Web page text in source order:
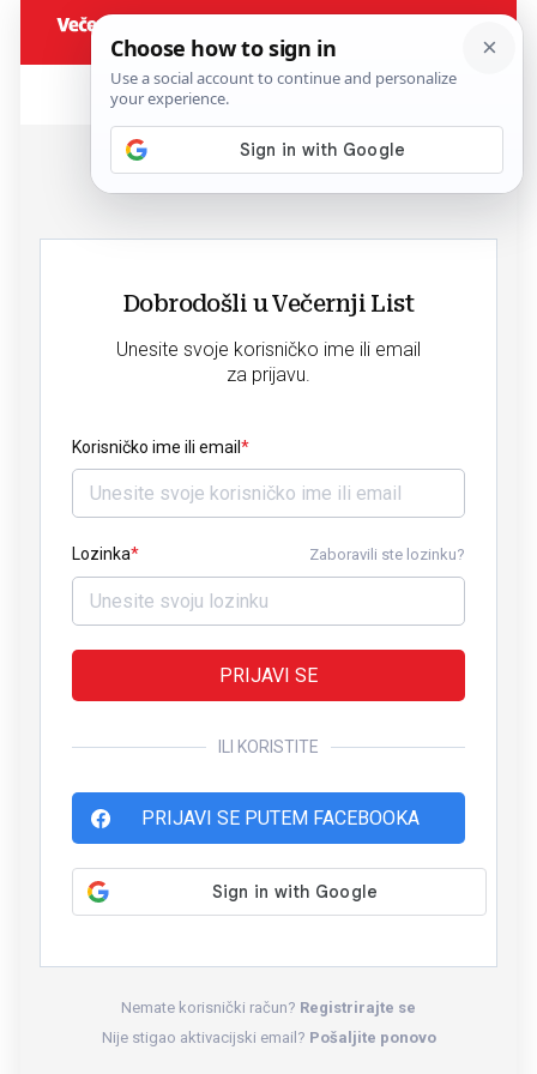
Dobrodošli u Večernji List
Unesite svoje korisničko ime ili email
za prijavu.
Korisničko ime ili email
Lozinka Zaboravili ste lozinku?
PRIJAVI SE
ILI KORISTITE
PRIJAVI SE PUTEM FACEBOOKA
Nemate korisnički račun? Registrirajte se
Nije stigao aktivacijski email? Pošaljite ponovo